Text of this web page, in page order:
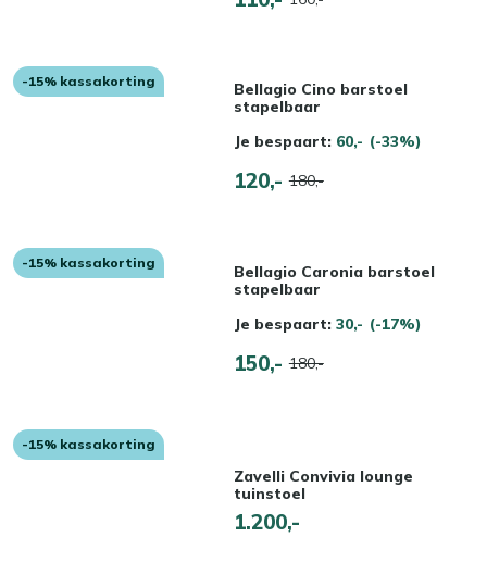
-15% kassakorting
Bellagio Cino barstoel
stapelbaar
Je bespaart: 60,- (-33%)
120,- 180,-
-15% kassakorting
Bellagio Caronia barstoel
stapelbaar
Je bespaart: 30,- (-17%)
150,- 180,-
-15% kassakorting
Zavelli Convivia lounge
tuinstoel
1.200,-